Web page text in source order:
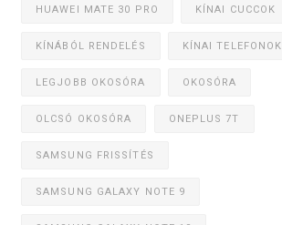
HUAWEI MATE 30 PRO KÍNAI CUCCOK
KÍNÁBÓL RENDELÉS KÍNAI TELEFONOK
LEGJOBB OKOSÓRA OKOSÓRA
OLCSÓ OKOSÓRA ONEPLUS 7T
SAMSUNG FRISSÍTÉS
SAMSUNG GALAXY NOTE 9